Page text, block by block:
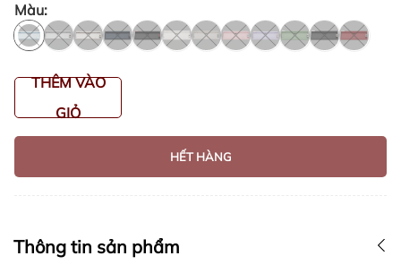
Màu:
THÊM VÀO
GIỎ
HẾT HÀNG
Thông tin sản phẩm